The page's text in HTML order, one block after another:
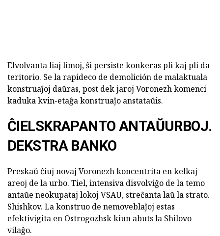
Elvolvanta liaj limoj, ŝi persiste konkeras pli kaj pli da
teritorio. Se la rapideco de demolición de malaktuala
konstruaĵoj daŭras, post dek jaroj Voronezh komenci
kaduka kvin-etaĝa konstruaĵo anstataŭis.
ĈIELSKRAPANTO ANTAŬURBOJ.
DEKSTRA BANKO
Preskaŭ ĉiuj novaj Voronezh koncentrita en kelkaj
areoj de la urbo. Tiel, intensiva disvolviĝo de la temo
antaŭe neokupataj lokoj VSAU, streĉanta laŭ la strato.
Shishkov. La konstruo de nemoveblaĵoj estas
efektivigita en Ostrogozhsk kiun abuts la Shilovo
vilaĝo.